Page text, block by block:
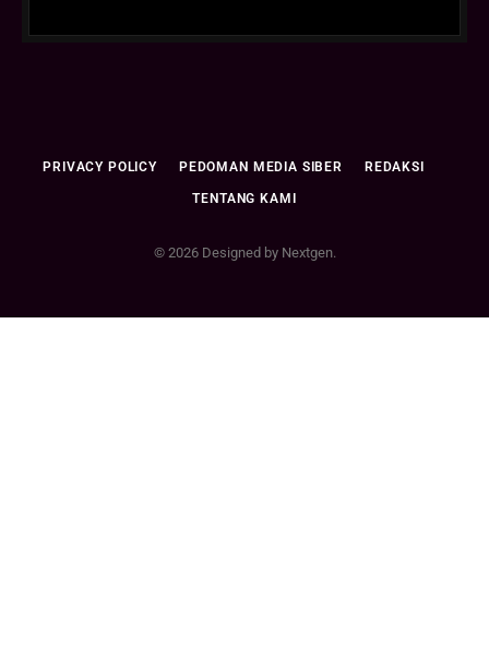
PRIVACY POLICY PEDOMAN MEDIA SIBER REDAKSI
TENTANG KAMI
© 2026 Designed by Nextgen.